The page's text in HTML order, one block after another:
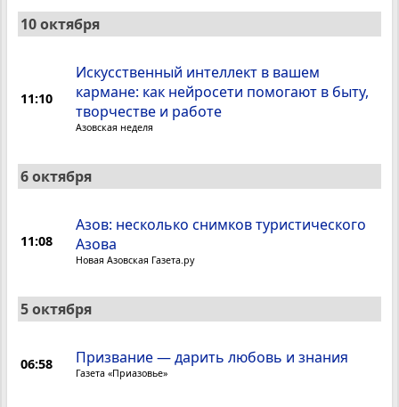
10 октября
11:10
Искусственный интеллект в вашем
кармане: как нейросети помогают в быту,
творчестве и работе
Азовская неделя
6 октября
11:08
Азов: несколько снимков туристического
Азова
Новая Азовская Газета.ру
5 октября
06:58 Призвание — дарить любовь и знания
Газета «Приазовье»